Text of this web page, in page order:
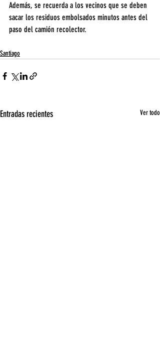
Además, se recuerda a los vecinos que se deben
sacar los residuos embolsados minutos antes del
paso del camión recolector.
Santiago
Entradas recientes Ver todo